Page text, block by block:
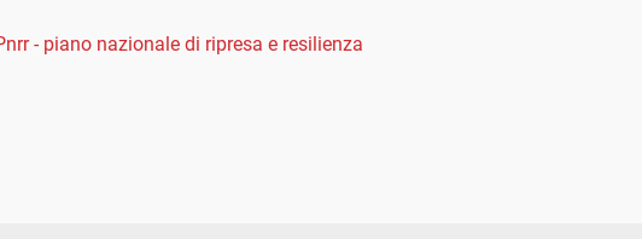
- piano nazionale di ripresa e resilienza